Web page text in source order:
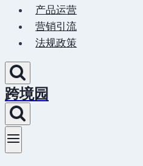
产品运营
营销引流
法规政策
跨境园